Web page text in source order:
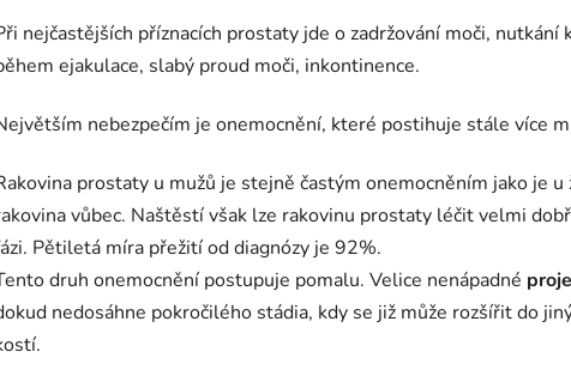
nejčastějších příznacích prostaty jde o zadržování moči,
ejakulace, slabý proud moči, inkontinence.
nebezpečím je onemocnění, které postihuje stále více
prostaty u mužů je stejně častým onemocněním jako je
vůbec. Naštěstí však lze rakovinu prostaty léčit velmi
Pětiletá míra přežití od diagnózy je 92%.
druh onemocnění postupuje pomalu. Velice nenápadné
nedosáhne pokročilého stádia, kdy se již může rozšířit do